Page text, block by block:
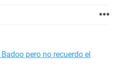
pero no recuerdo el